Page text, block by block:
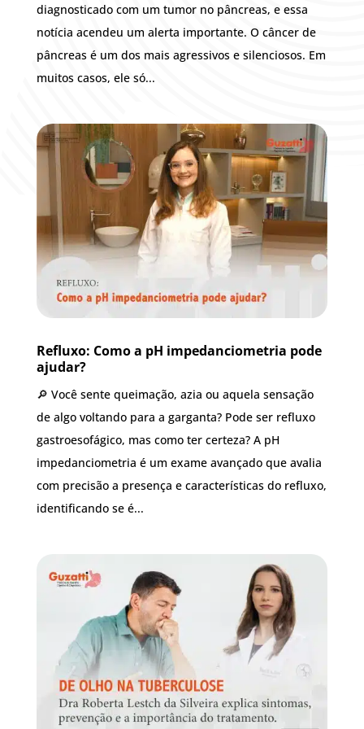
diagnosticado com um tumor no pâncreas, e essa
notícia acendeu um alerta importante. O câncer de
pâncreas é um dos mais agressivos e silenciosos. Em
muitos casos, ele só...
Reflu­xo: Como a pH impe­dan­ci­o­me­tria pode
ajudar?
🔎 Você sente queimação, azia ou aquela sensação
de algo voltando para a garganta? Pode ser refluxo
gastroesofágico, mas como ter certeza? A pH
impedanciometria é um exame avançado que avalia
com precisão a presença e características do refluxo,
identificando se é...